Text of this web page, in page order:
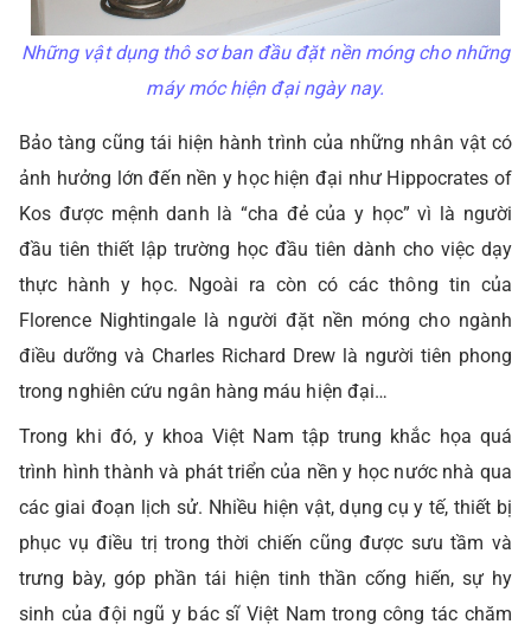
Những vật dụng thô sơ ban đầu đặt nền móng cho những
máy móc hiện đại ngày nay.
Bảo tàng cũng tái hiện hành trình của những nhân vật có
ảnh hưởng lớn đến nền y học hiện đại như Hippocrates of
Kos được mệnh danh là “cha đẻ của y học” vì là người
đầu tiên thiết lập trường học đầu tiên dành cho việc dạy
thực hành y học. Ngoài ra còn có các thông tin của
Florence Nightingale là người đặt nền móng cho ngành
điều dưỡng và Charles Richard Drew là người tiên phong
trong nghiên cứu ngân hàng máu hiện đại…
Trong khi đó, y khoa Việt Nam tập trung khắc họa quá
trình hình thành và phát triển của nền y học nước nhà qua
các giai đoạn lịch sử. Nhiều hiện vật, dụng cụ y tế, thiết bị
phục vụ điều trị trong thời chiến cũng được sưu tầm và
trưng bày, góp phần tái hiện tinh thần cống hiến, sự hy
sinh của đội ngũ y bác sĩ Việt Nam trong công tác chăm